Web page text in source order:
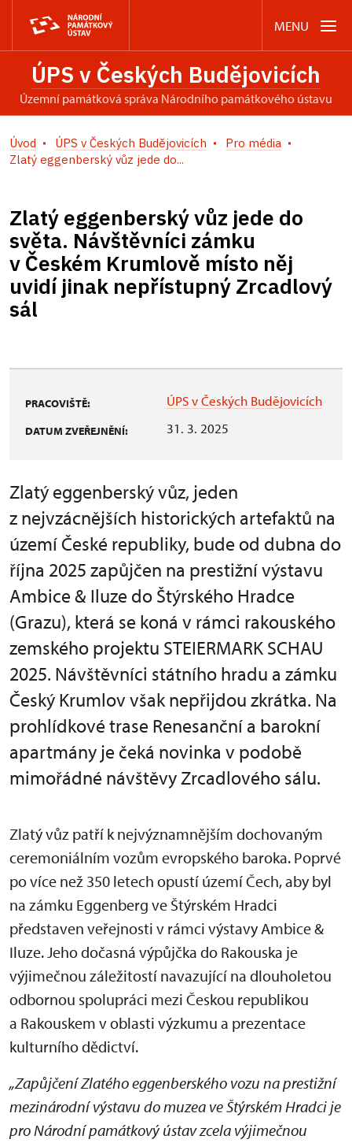
MENU
ÚPS v Českých Budějovicích
územní památková správa Národního památkového ústavu
Úvod ÚPS v Českých Budějovicích
Pro média
Zlatý eggenberský vůz jede do...
Zlatý eggenberský vůz jede do
světa. Návštěvníci zámku
v Českém Krumlově místo něj
uvidí jinak nepřístupný Zrcadlový
sál
PRACOVIŠTĚ: ÚPS v Českých Budějovicích
DATUM ZVEŘEJNĚNÍ: 31. 3. 2025
Zlatý eggenberský vůz, jeden
z nejvzácnějších historických artefaktů na
území České republiky, bude od dubna do
října 2025 zapůjčen na prestižní výstavu
Ambice & Iluze do Štýrského Hradce
(Grazu), která se koná v rámci rakouského
zemského projektu STEIERMARK SCHAU
2025. Návštěvníci státního hradu a zámku
Český Krumlov však nepřijdou zkrátka. Na
prohlídkové trase Renesanční a barokní
apartmány je čeká novinka v podobě
mimořádné návštěvy Zrcadlového sálu.
Zlatý vůz patří k nejvýznamnějším dochovaným
ceremoniálním vozům evropského baroka. Poprvé
po více než 350 letech opustí území Čech, aby byl
na zámku Eggenberg ve Štýrském Hradci
představen veřejnosti v rámci výstavy Ambice &
Iluze. Jeho dočasná výpůjčka do Rakouska je
výjimečnou záležitostí navazující na dlouholetou
odbornou spolupráci mezi Českou republikou
a Rakouskem v oblasti výzkumu a prezentace
kulturního dědictví.
„Zapůjčení Zlatého eggenberského vozu na prestižní
mezinárodní výstavu do muzea ve Štýrském Hradci je
pro Národní památkový ústav zcela výjimečnou